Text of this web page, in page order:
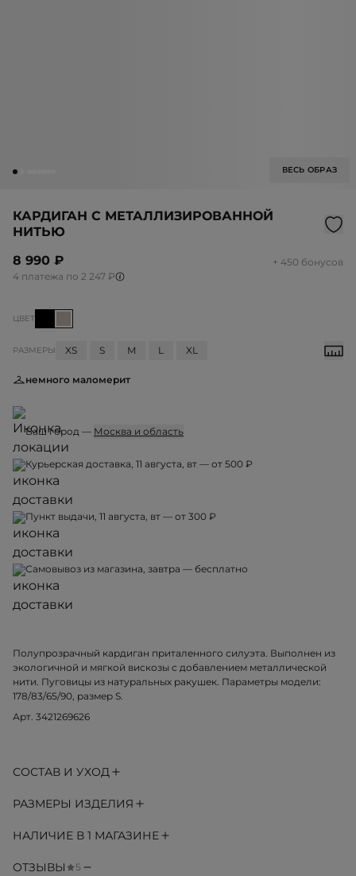
ВЕСЬ ОБРАЗ
КАРДИГАН С МЕТАЛЛИЗИРОВАННОЙ
НИТЬЮ
8 990 ₽
+ 450 бонусов
4 платежа по 2 247 ₽
ЦВЕТ
РАЗМЕРЫ XS S M L XL
немного маломерит
Ваш город — Москва и область
Курьерская доставка, 11 августа, вт — от 500 ₽
Пункт выдачи, 11 августа, вт — от 300 ₽
Самовывоз из магазина, завтра — бесплатно
Полупрозрачный кардиган приталенного силуэта. Выполнен из
экологичной и мягкой вискозы с добавлением металлической
нити. Пуговицы из натуральных ракушек. Параметры модели:
178/83/65/90, размер S.
Арт. 3421269626
СОСТАВ И УХОД
РАЗМЕРЫ ИЗДЕЛИЯ
НАЛИЧИЕ В 1 МАГАЗИНЕ
ОТЗЫВЫ 5